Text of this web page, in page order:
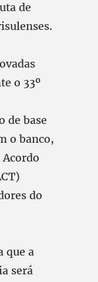
de
o 33º
de base
o banco,
do
que a
será